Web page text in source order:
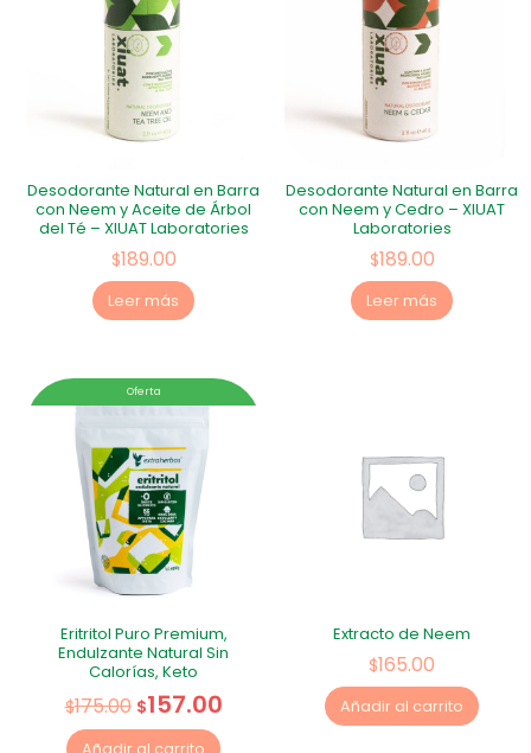
Desodorante Natural en Barra
con Neem y Aceite de Árbol
del Té – XIUAT Laboratories
$189.00
Leer más
Desodorante Natural en Barra
con Neem y Cedro – XIUAT
Laboratories
$189.00
Leer más
Oferta
Eritritol Puro Premium,
Endulzante Natural Sin
Calorías, Keto
$175.00 $157.00
Añadir al carrito
Extracto de Neem
$165.00
Añadir al carrito